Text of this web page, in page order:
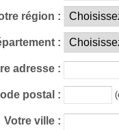
région :
:
adresse :
postal :
Votre ville :